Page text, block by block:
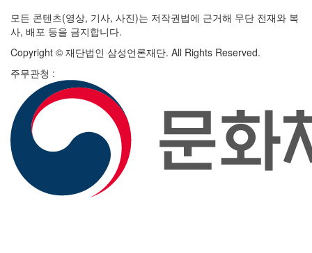
모든 콘텐츠(영상, 기사, 사진)는 저작권법에 근거해 무단 전재와 복
사, 배포 등을 금지합니다.
Copyright © 재단법인 삼성언론재단. All Rights Reserved.
주무관청 :